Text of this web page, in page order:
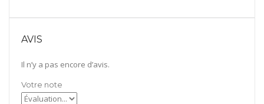
AVIS
Il n’y a pas encore d’avis.